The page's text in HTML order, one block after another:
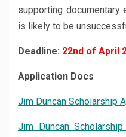
supporting documentary
is likely to be
Deadline: 22nd of April
Application Docs
Jim Duncan Scholarship
Jim Duncan